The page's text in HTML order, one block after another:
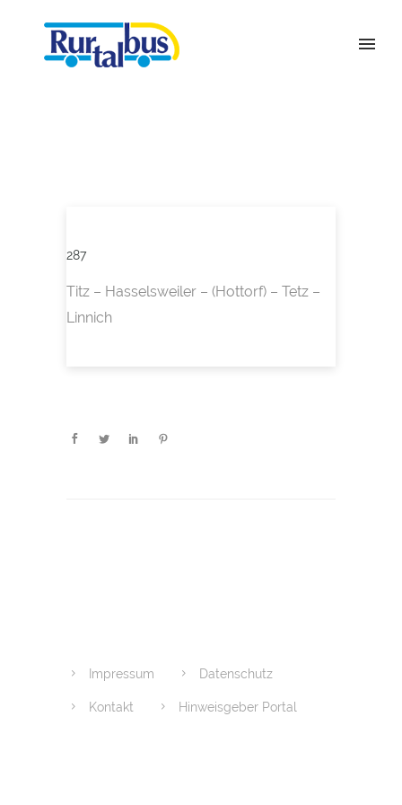
287
Titz – Hasselsweiler – (Hottorf) – Tetz –
Linnich
Impressum Datenschutz
Kontakt Hinweisgeber Portal